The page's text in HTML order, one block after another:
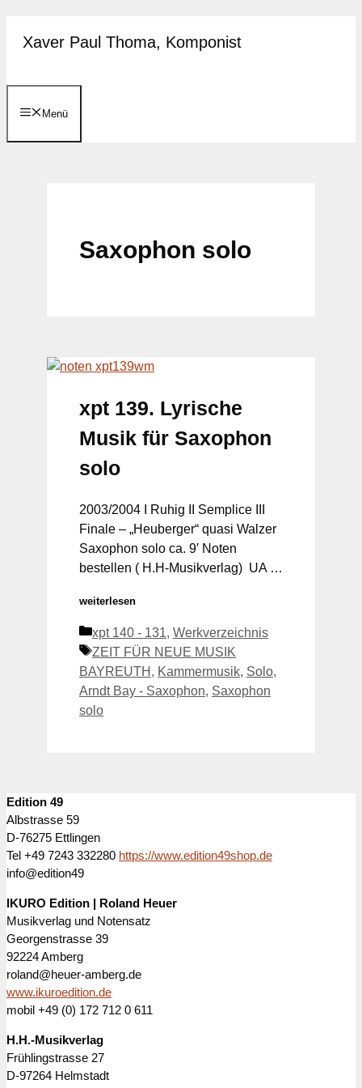
InhaltXaver Paul Thoma, Komponist
Menü
Saxophon solo
xpt 139. Lyrische
Musik für Saxophon
solo
2003/2004 I Ruhig II Semplice III
Finale – „Heuberger“ quasi Walzer
Saxophon solo ca. 9′ Noten
bestellen ( H.H-Musikverlag) UA …
weiterlesen
Kategorien
xpt 140 - 131, Werkverzeichnis
Schlagwörter
ZEIT FÜR NEUE MUSIK
BAYREUTH , Kammermusik, Solo,
Arndt Bay - Saxophon, Saxophon
solo
Edition 49
Albstrasse 59
D-76275 Ettlingen
Tel +49 7243 332280 https://www.edition49shop.de
info@edition49
IKURO Edition | Roland Heuer
Musikverlag und Notensatz
Georgenstrasse 39
92224 Amberg
roland@heuer-amberg.de
www.ikuroedition.de
mobil +49 (0) 172 712 0 611
H.H.-Musikverlag
Frühlingstrasse 27
D-97264 Helmstadt